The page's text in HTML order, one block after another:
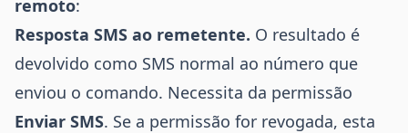
remoto:
Resposta SMS ao remetente. O resultado é
devolvido como SMS normal ao número que
enviou o comando. Necessita da permissão
Enviar SMS. Se a permissão for revogada, esta